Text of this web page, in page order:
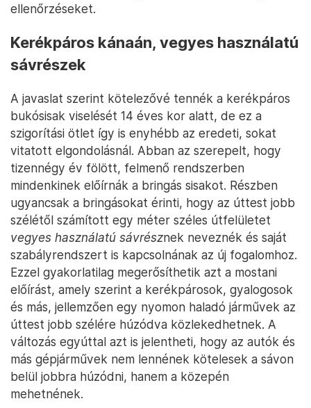
ellenőrzéseket.
Kerékpáros kánaán, vegyes használatú
sávrészek
A javaslat szerint kötelezővé tennék a kerékpáros
bukósisak viselését 14 éves kor alatt, de ez a
szigorítási ötlet így is enyhébb az eredeti, sokat
vitatott elgondolásnál. Abban az szerepelt, hogy
tizennégy év fölött, felmenő rendszerben
mindenkinek előírnák a bringás sisakot. Részben
ugyancsak a bringásokat érinti, hogy az úttest jobb
szélétől számított egy méter széles útfelületet
vegyes használatú sávrésznek neveznék és saját
szabályrendszert is kapcsolnának az új fogalomhoz.
Ezzel gyakorlatilag megerősíthetik azt a mostani
előírást, amely szerint a kerékpárosok, gyalogosok
és más, jellemzően egy nyomon haladó járművek az
úttest jobb szélére húzódva közlekedhetnek. A
változás egyúttal azt is jelentheti, hogy az autók és
más gépjárművek nem lennének kötelesek a sávon
belül jobbra húzódni, hanem a közepén
mehetnének.